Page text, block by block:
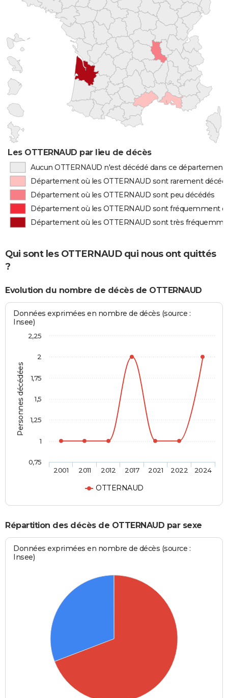
Les OTTERNAUD par lieu de décès
Aucun OTTERNAUD n'est décédé dans ce département
Département où les OTTERNAUD sont rarement
Département où les OTTERNAUD sont peu décédés
Département où les OTTERNAUD sont fréquemment
Département où les OTTERNAUD sont très
Qui sont les OTTERNAUD qui nous ont quittés
?
Evolution du nombre de décès de OTTERNAUD
Personnes décédées
Données exprimées en nombre de décès (source :
Insee)
OTTERNAUD
2001 2011 2012 2017 2021 2022 2024
0,75
1
1,25
1,5
1,75
2
2,25
Répartition des décès de OTTERNAUD par sexe
Données exprimées en nombre de décès (source :
Insee)